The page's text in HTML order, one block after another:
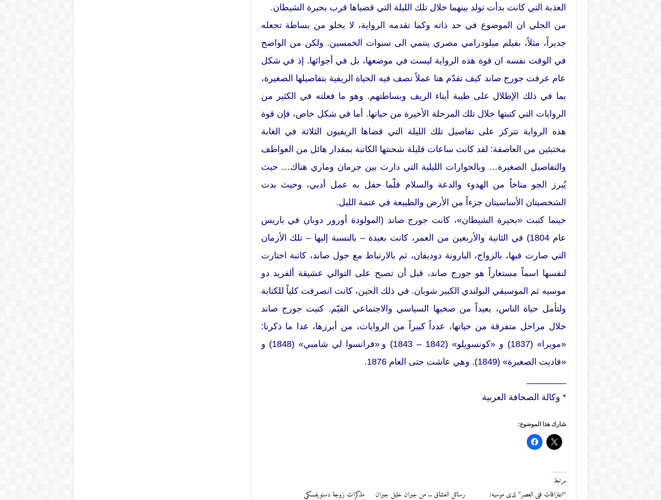
العذبة التي كانت بدأت تولد بينهما خلال تلك الليلة التي قضياها قرب بحيرة الشيطان.
من الجلي ان الموضوع في حد ذاته وكما تقدمه الرواية، لا يخلو من بساطة تجعله
جديراً، مثلاً، بفيلم ميلودرامي مصري ينتمي الى سنوات الخمسين. ولكن من الواضح
في الوقت نفسه ان قوة هذه الرواية ليست في موضعها، بل في أجوائها. إذ في شكل
عام عرفت جورج صاند كيف تقدّم هنا عملاً تصف فيه الحياة الريفية بتفاصيلها الصغيرة،
بما في ذلك الإطلال على طيبة أبناء الريف وبساطتهم. وهو ما فعلته في الكثير من
الروايات التي كتبتها خلال تلك المرحلة الأخيرة من حياتها. أما في شكل خاص، فإن قوة
هذه الرواية تتركز على تفاصيل تلك الليلة التي قضاها الريفيون الثلاثة في الغابة
مختبئين من العاصفة: لقد كانت ساعات قليلة شحنتها الكاتبة بمقدار هائل من العواطف
والتفاصيل الصغيرة… وبالحوارات الليلية التي دارت بين جرمان وماري هناك… حيث
يُبرز الجو مناخاً من الهدوء والدعة والسلام قلّما حفل به عمل أدبي، وحيث بدت
الشخصيتان الأساسيتان جزءاً من الأرض والطبيعة في عتمة الليل.
حينما كتبت «بحيرة الشيطان»، كانت جورج صاند (المولودة أورور دوبان في باريس
عام 1804) في الثانية والأربعين من العمر، كانت بعيدة – بالنسبة إليها – تلك الأزمان
التي صارت فيها، بالزواج، البارونة دوديفان، ثم بالارتباط مع جول صاند، كاتبة اختارت
لنفسها اسماً مستعاراً هو جورج صاند، قبل أن تصبح على التوالي عشيقة ألفريد دو
موسيه ثم الموسيقي البولندي الكبير شوبان. في ذلك الحين، كانت انصرفت كلياً للكتابة
ولتأمل حياة الناس، بعيداً من صخبها السياسي والاجتماعي القيّم. كتبت جورج صاند
خلال مراحل متفرقة من حياتها، عدداً كبيراً من الروايات، من أبرزها، عدا ما ذكرنا:
«مويرا» (1837) و «كونسويلو» (1842 – 1843) و «فرانسوا لي شامبي» (1848) و
«فاديت الصغيرة» (1849). وهي عاشت حتى العام 1876.
* وكالة الصحافة العربية
شارك هذا الموضوع:
مرتبط
“اعترافات فتى العصر” لدى موسيه:
رسائل العشاق .. من جبران خليل جبران
مذكرات زوجة دستويفسكي